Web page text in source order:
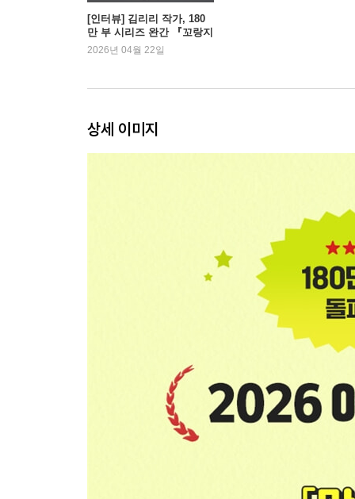
[인터뷰] 김리리 작가, 180
만 부 시리즈 완간 『꼬랑지
네 떡집』 | 예스24
2026년 04월 22일
상세 이미지